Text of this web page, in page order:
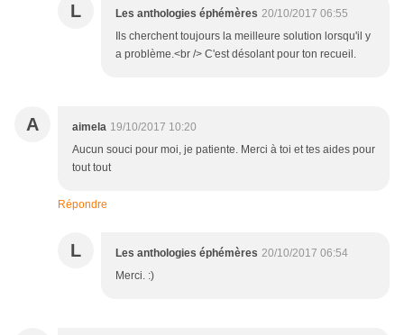
L Les anthologies éphémères 20/10/2017 06:55
Ils cherchent toujours la meilleure solution lorsqu'il y
a problème.<br /> C'est désolant pour ton recueil.
A aimela 19/10/2017 10:20
Aucun souci pour moi, je patiente. Merci à toi et tes aides pour
tout tout
Répondre
L Les anthologies éphémères 20/10/2017 06:54
Merci. :)